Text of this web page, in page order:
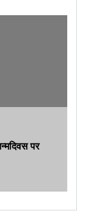
पर